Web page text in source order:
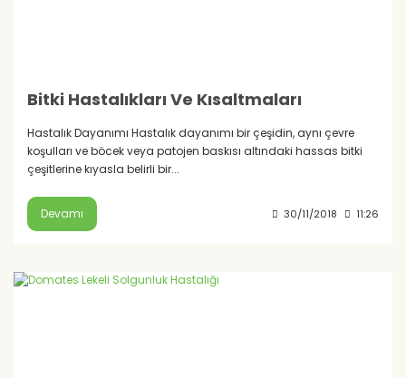
Bitki Hastalıkları Ve Kısaltmaları
Hastalık Dayanımı Hastalık dayanımı bir çeşidin, aynı çevre
koşulları ve böcek veya patojen baskısı altındaki hassas bitki
çeşitlerine kıyasla belirli bir...
Devamı 30/11/2018 11:26